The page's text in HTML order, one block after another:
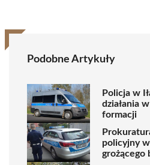
Podobne Artykuły
Policja w
działania
formacji
policyjny
grożącego